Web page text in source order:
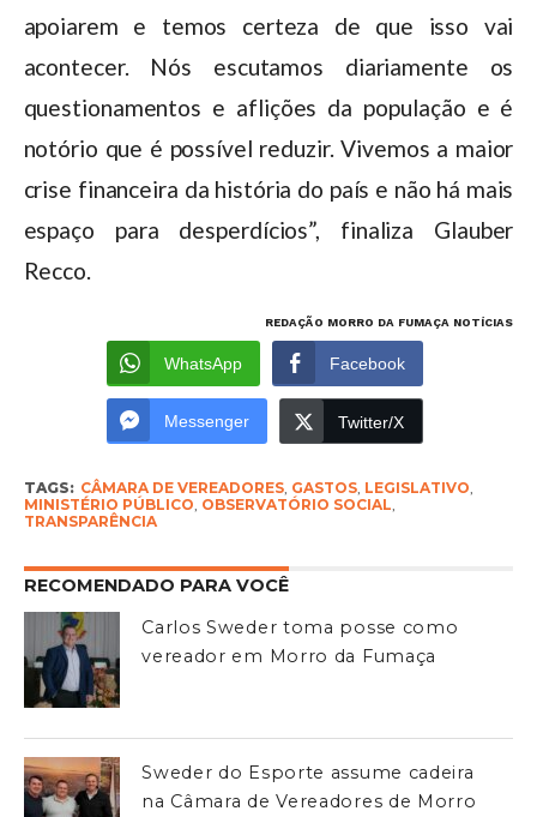
apoiarem e temos certeza de que isso vai
acontecer. Nós escutamos diariamente os
questionamentos e aflições da população e é
notório que é possível reduzir. Vivemos a maior
crise financeira da história do país e não há mais
espaço para desperdícios”, finaliza Glauber
Recco.
REDAÇÃO MORRO DA FUMAÇA NOTÍCIAS
WhatsApp Facebook
Messenger Twitter/X
TAGS: CÂMARA DE VEREADORES, GASTOS, LEGISLATIVO
MINISTÉRIO PÚBLICO OBSERVATÓRIO SOCIAL
TRANSPARÊNCIA
RECOMENDADO PARA VOCÊ
Carlos Sweder toma posse como
vereador em Morro da Fumaça
Sweder do Esporte assume cadeira
na Câmara de Vereadores de Morro